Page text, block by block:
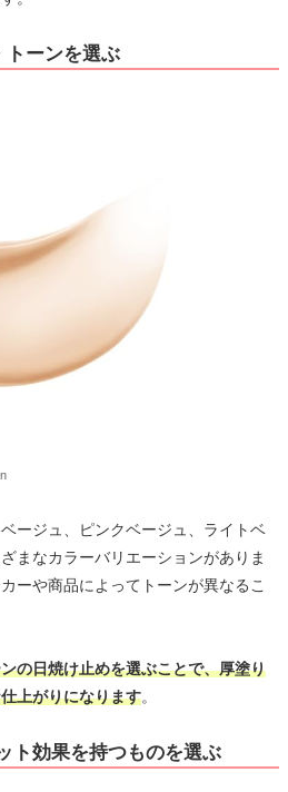
トーンを選ぶ
ージュ、ピンクベージュ、ライトベ
まなカラーバリエーションがありま
ーや商品によってトーンが異なるこ
の日焼け止めを選ぶことで、厚塗り
上がりになります。
ト効果を持つものを選ぶ